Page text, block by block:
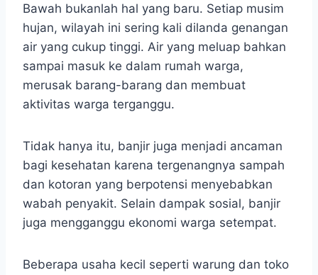
Bawah bukanlah hal yang baru. Setiap musim
hujan, wilayah ini sering kali dilanda genangan
air yang cukup tinggi. Air yang meluap bahkan
sampai masuk ke dalam rumah warga,
merusak barang-barang dan membuat
aktivitas warga terganggu.
Tidak hanya itu, banjir juga menjadi ancaman
bagi kesehatan karena tergenangnya sampah
dan kotoran yang berpotensi menyebabkan
wabah penyakit. Selain dampak sosial, banjir
juga mengganggu ekonomi warga setempat.
Beberapa usaha kecil seperti warung dan toko